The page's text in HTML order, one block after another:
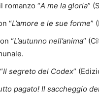
romanzo “A me la gloria”
“L’amore e le sue forme”
“L’autunno nell’anima”
Il segreto del Codex”
pagato! Il saccheggio